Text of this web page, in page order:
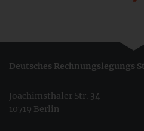
Deutsches Rechnungslegungs
Joachimsthaler Str. 34
10719 Berlin